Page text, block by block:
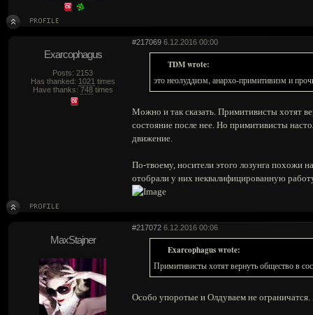
#217069 6.12.2016 00:00
Exarcophagus
Posts: 2153
Has thanked: 1021 times
Have thanks: 748times
TDM wrote:
это неолуддизм, анархо-примитивизм и
Можно и так сказать. Примитивисты хотят
состояние после нее. Но примитивисты
движение.
По-твоему, носители этого лозунга похожи
отобрали у них неквалифицированную
#217072 6.12.2016 00:06
MaxStajner
Exarcophagus wrote:
Примитивисты хотят вернуть общество в
Особо упоротые и Олдуваем не ограничатся.